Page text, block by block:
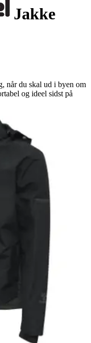
Jakke
når du skal ud i byen om
og ideel sidst på